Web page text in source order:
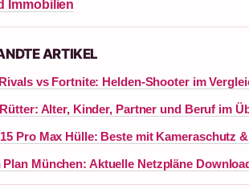
Immobilien
ARTIKEL
vs Fortnite: Helden-Shooter im
Alter, Kinder, Partner und Beruf im
Pro Max Hülle: Beste mit Kameraschutz
Plan München: Aktuelle Netzpläne